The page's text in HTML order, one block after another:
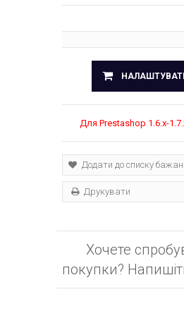
Для Prestashop 1.6.x-
Додати до списку
Друкувати
Хочете
покупки?